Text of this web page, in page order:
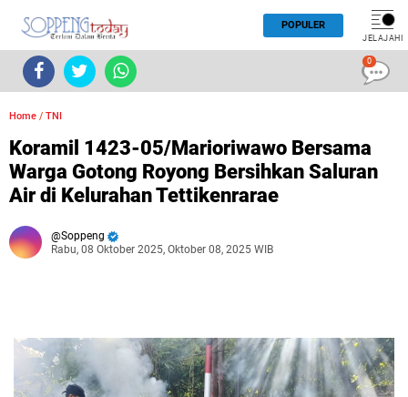
POPULER
JELAJAHI
Home / TNI
Koramil 1423-05/Marioriwawo Bersama
Warga Gotong Royong Bersihkan Saluran
Air di Kelurahan Tettikenrarae
Soppeng
Rabu, 08 Oktober 2025, Oktober 08, 2025 WIB
0